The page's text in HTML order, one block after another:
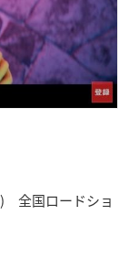
) 全国ロードショ